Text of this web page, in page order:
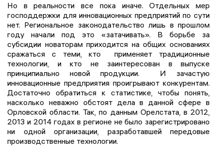
Но в реальности все пока иначе. Отдельных мер
господдержки для инновационных предприятий по сути
нет. Региональное законодательство лишь в прошлом
году начали под это «затачивать». В борьбе за
субсидии новаторам приходится на общих основаниях
сражаться с теми, кто применяет традиционные
технологии, и кто не заинтересован в выпуске
принципиально новой продукции. И зачастую
инновационные предприятия проигрывают конкурентам.
Достаточно обратиться к статистике, чтобы понять,
насколько неважно обстоят дела в данной сфере в
Орловской области. Так, по данным Орелстата, в 2012,
2013 и 2014 годах в регионе не было зарегистрировано
ни одной организации, разработавшей передовые
производственные технологии.